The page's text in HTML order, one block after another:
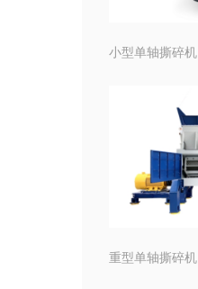
小型单轴撕碎机
重型单轴撕碎机